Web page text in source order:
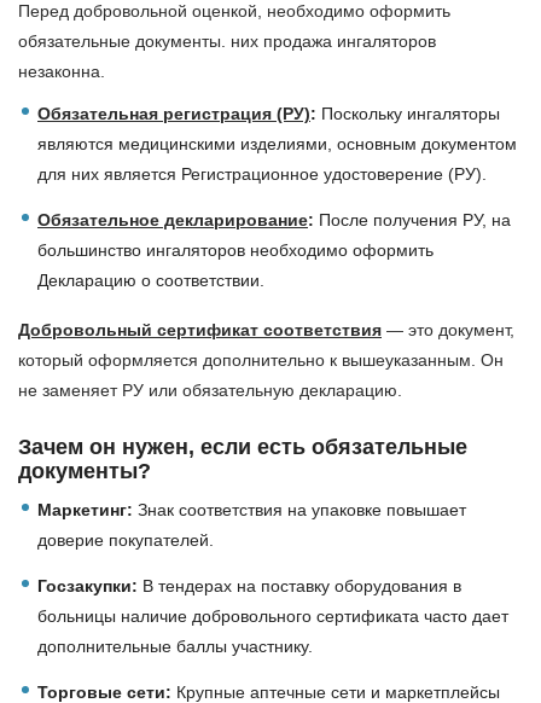
Перед добровольной оценкой, необходимо оформить
обязательные документы. них продажа ингаляторов
незаконна.
Обязательная регистрация (РУ): Поскольку ингаляторы
являются медицинскими изделиями, основным документом
для них является Регистрационное удостоверение (РУ).
Обязательное декларирование: После получения РУ, на
большинство ингаляторов необходимо оформить
Декларацию о соответствии.
Добровольный сертификат соответствия — это документ,
который оформляется дополнительно к вышеуказанным. Он
не заменяет РУ или обязательную декларацию.
Зачем он нужен, если есть обязательные
документы?
Маркетинг: Знак соответствия на упаковке повышает
доверие покупателей.
Госзакупки: В тендерах на поставку оборудования в
больницы наличие добровольного сертификата часто дает
дополнительные баллы участнику.
Торговые сети: Крупные аптечные сети и маркетплейсы